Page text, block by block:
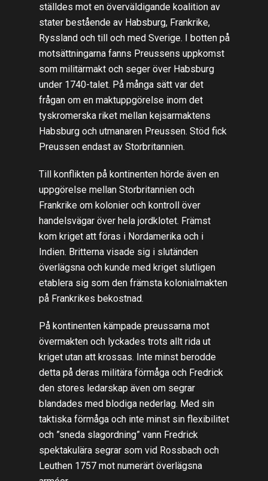
ställdes mot en överväldigande koalition av
stater bestående av Habsburg, Frankrike,
Ryssland och till och med Sverige. I botten på
motsättningarna fanns Preussens uppkomst
som militärmakt och seger över Habsburg
under 1740-talet. På många sätt var det
frågan om en maktuppgörelse inom det
tyskromerska riket mellan kejsarmaktens
Habsburg och utmanaren Preussen. Stöd fick
Preussen endast av Storbritannien.
Till konflikten på kontinenten hörde även en
uppgörelse mellan Storbritannien och
Frankrike om kolonier och kontroll över
handelsvägar över hela jordklotet. Främst
kom kriget att föras i Nordamerika och i
Indien. Britterna visade sig i slutänden
överlägsna och kunde med kriget slutligen
etablera sig som den främsta kolonialmakten
på Frankrikes bekostnad.
På kontinenten kämpade preussarna mot
övermakten och lyckades trots allt rida ut
kriget utan att krossas. Inte minst berodde
detta på deras militära förmåga och Fredrick
den stores ledarskap även om segrar
blandades med blodiga nederlag. Med sin
taktiska förmåga och inte minst sin flexibilitet
och ”sneda slagordning” vann Fredrick
spektakulära segrar som vid Rossbach och
Leuthen 1757 mot numerärt överlägsna